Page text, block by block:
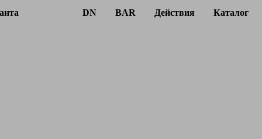
DN BAR Действия Каталог